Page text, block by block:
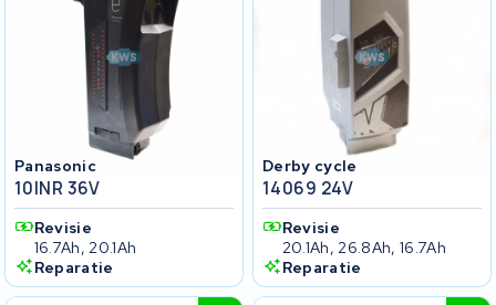
Panasonic
10INR 36V
Revisie
16.7Ah, 20.1Ah
Reparatie
Derby cycle
14069 24V
Revisie
20.1Ah, 26.8Ah, 16.7Ah
Reparatie